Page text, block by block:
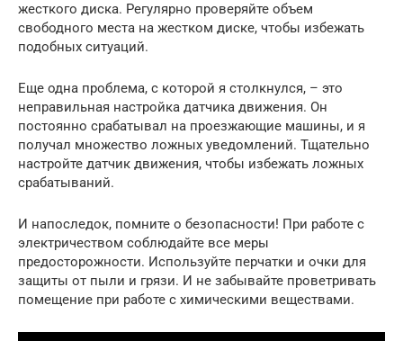
жесткого диска. Регулярно проверяйте объем
свободного места на жестком диске, чтобы избежать
подобных ситуаций.
Еще одна проблема, с которой я столкнулся, – это
неправильная настройка датчика движения. Он
постоянно срабатывал на проезжающие машины, и я
получал множество ложных уведомлений. Тщательно
настройте датчик движения, чтобы избежать ложных
срабатываний.
И напоследок, помните о безопасности! При работе с
электричеством соблюдайте все меры
предосторожности. Используйте перчатки и очки для
защиты от пыли и грязи. И не забывайте проветривать
помещение при работе с химическими веществами.